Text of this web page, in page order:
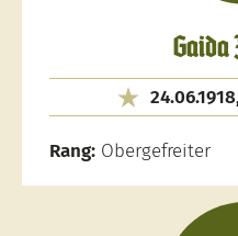
Gaida
Rang: Obergefreiter